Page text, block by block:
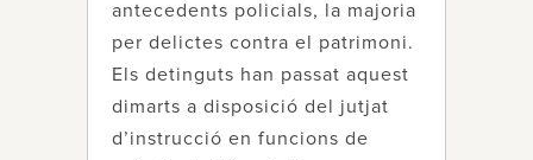
antecedents policials, la majoria
per delictes contra el patrimoni.
Els detinguts han passat aquest
dimarts a disposició del jutjat
d’instrucció en funcions de